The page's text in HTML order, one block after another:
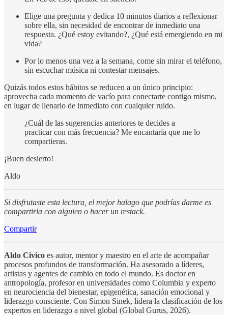
Elige una pregunta y dedica 10 minutos diarios a reflexionar
sobre ella, sin necesidad de encontrar de inmediato una
respuesta. ¿Qué estoy evitando?, ¿Qué está emergiendo en mi
vida?
Por lo menos una vez a la semana, come sin mirar el teléfono,
sin escuchar música ni contestar mensajes.
Quizás todos estos hábitos se reducen a un único principio:
aprovecha cada momento de vacío para conectarte contigo mismo,
en lugar de llenarlo de inmediato con cualquier ruido.
¿Cuál de las sugerencias anteriores te decides a
practicar con más frecuencia? Me encantaría que me lo
compartieras.
¡Buen desierto!
Aldo
Si disfrutaste esta lectura, el mejor halago que podrías darme es
compartirla con alguien o hacer un restack.
Compartir
Aldo Civico es autor, mentor y maestro en el arte de acompañar
procesos profundos de transformación. Ha asesorado a líderes,
artistas y agentes de cambio en todo el mundo. Es doctor en
antropología, profesor en universidades como Columbia y experto
en neurociencia del bienestar, epigenética, sanación emocional y
liderazgo consciente. Con Simon Sinek, lidera la clasificación de los
expertos en liderazgo a nivel global (Global Gurus, 2026).